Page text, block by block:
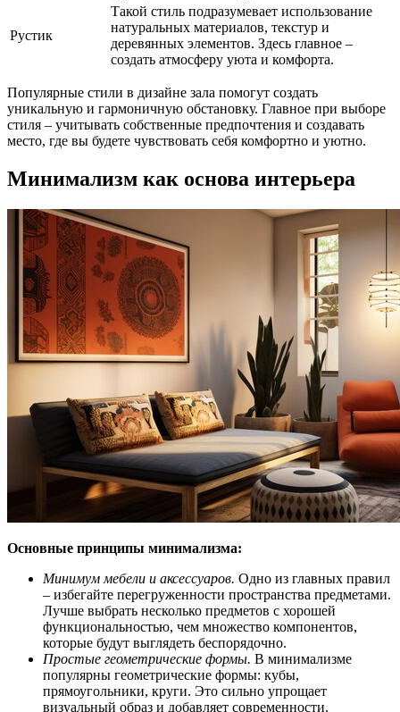
Рустик
Такой стиль подразумевает использование
натуральных материалов, текстур и
деревянных элементов. Здесь главное –
создать атмосферу уюта и комфорта.
Популярные стили в дизайне зала помогут создать
уникальную и гармоничную обстановку. Главное при выборе
стиля – учитывать собственные предпочтения и создавать
место, где вы будете чувствовать себя комфортно и уютно.
Минимализм как основа интерьера
Основные принципы минимализма:
Минимум мебели и аксессуаров. Одно из главных правил
– избегайте перегруженности пространства предметами.
Лучше выбрать несколько предметов с хорошей
функциональностью, чем множество компонентов,
которые будут выглядеть беспорядочно.
Простые геометрические формы. В минимализме
популярны геометрические формы: кубы,
прямоугольники, круги. Это сильно упрощает
визуальный образ и добавляет современности.